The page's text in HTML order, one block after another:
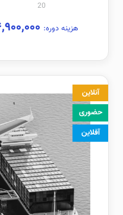
20
هزینه دوره:
آنلاین
حضوری
آفلاین